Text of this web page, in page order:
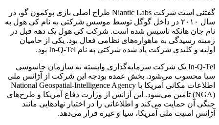
گفتنی است شرکت Niantic Labs طراح اصلی بازی پوکمون گو، در
سال ۲۰۱۰ در داخل گوگل توسط موسس شرکتی به نام کی هول به
نام جان هانکه تاسیس شده است. شرکت کی هول یک دهه قبل در
زمینه رسیدگی به ماهواره‌های نظامی فعال بود. یکی از حامیان
اولیه و کلیدی شرکت یاد شده شرکتی به نام In-Q-Tel بود.
In-Q-Tel یک شرکت سرمایه‌گذاری وابسته به سازمان جاسوسی
سیا محسوب می‌شود. بخش عمده بودجه این شرکت از آژانس ملی
اطلاعات مکانی آمریکا یا National Geospatial-Intelligence Agency
(NGA) تامین می‌شود. این آژانس از وزارت دفاع آمریکا و طرح‌های
جنگی آن حمایت می‌کند و اطلاعاتی را در اختیار نهادهایی مانند
آژانس امنیت ملی آمریکا، سیا و غیره قرار می‌دهد.